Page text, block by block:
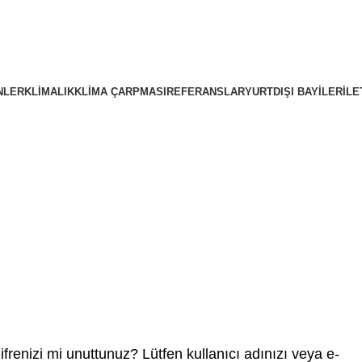
KLIMALIKKLIMA ÇARPMASI REFERANSLARYURTDIŞI BAYILER
mi unuttunuz? Lütfen kullanıcı adınızı veya e-